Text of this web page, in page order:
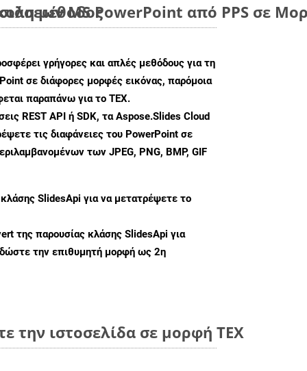
μέθοδος
MS PowerPoint από PPS σε
γρήγορες και απλές μεθόδους για τη
σε διάφορες μορφές εικόνας, παρόμοια
παραπάνω για το TEX.
REST API ή SDK, τα Aspose.Slides Cloud
τις διαφάνειες του PowerPoint σε
των JPEG, PNG, BMP, GIF
SlidesApi για να μετατρέψετε το
της παρουσίας κλάσης SlidesApi για
την επιθυμητή μορφή ως 2η
την ιστοσελίδα σε μορφή TEX